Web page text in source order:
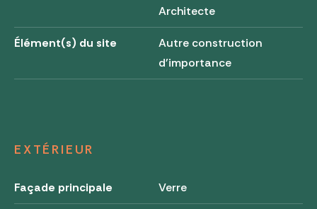
Architecte
Élément(s) du site
Autre construction
d'importance
EXTÉRIEUR
Façade principale Verre